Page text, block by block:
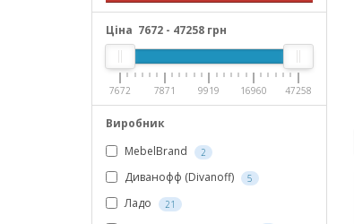
Ціна 7672 - 47258 грн
7672 7871 9919 16960 47258
Виробник
MebelBrand
2
Диванофф (Divanoff) 5
Ладо 21